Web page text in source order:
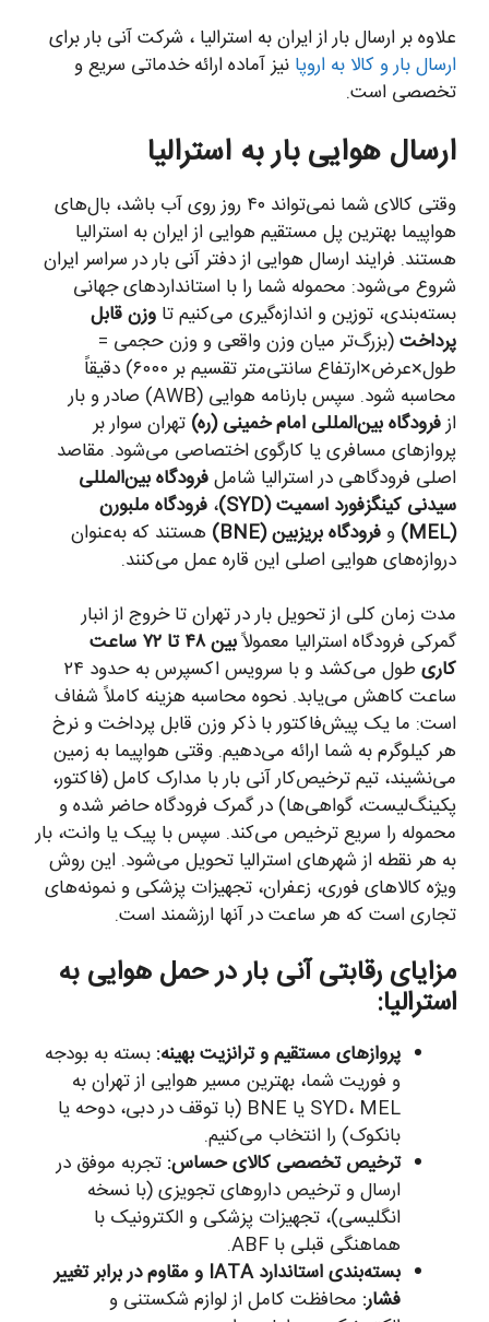
علاوه بر ارسال بار از ایران به استرالیا ، شرکت آنی بار برای
ارسال بار و کالا به اروپا نیز آماده ارائه خدماتی سریع و
تخصصی است.
ارسال هوایی بار به استرالیا
وقتی کالای شما نمی‌تواند ۴۰ روز روی آب باشد، بال‌های
هواپیما بهترین پل مستقیم هوایی از ایران به استرالیا
هستند. فرایند ارسال هوایی از دفتر آنی بار در سراسر ایران
شروع می‌شود: محموله شما را با استانداردهای جهانی
بسته‌بندی، توزین و اندازه‌گیری می‌کنیم تا وزن قابل
پرداخت(بزرگ‌تر میان وزن واقعی و وزن حجمی =
طول×عرض×ارتفاع سانتی‌متر تقسیم بر ۶۰۰۰) دقیقاً
محاسبه شود. سپس بارنامه هوایی (AWB) صادر و بار
ازفرودگاه بین‌المللی امام خمینی (ره) تهران سوار بر
پروازهای مسافری یا کارگوی اختصاصی می‌شود. مقاصد
اصلی فرودگاهی در استرالیا شاملفرودگاه بین‌المللی
سیدنی کینگزفورد اسمیت (SYD)
، فرودگاه ملبورن
(MEL)
وفرودگاه بریزبین (BNE)
هستند که به‌عنوان
دروازه‌های هوایی اصلی این قاره عمل می‌کنند.
مدت زمان کلی از تحویل بار در تهران تا خروج از انبار
گمرکی فرودگاه استرالیا معمولاً
بین ۴۸ تا ۷۲ ساعت
کاری
طول می‌کشد و با سرویس اکسپرس به حدود ۲۴
ساعت کاهش می‌یابد. نحوه محاسبه هزینه کاملاً شفاف
است: ما یک پیش‌فاکتور با ذکر وزن قابل پرداخت و نرخ
هر کیلوگرم به شما ارائه می‌دهیم. وقتی هواپیما به زمین
می‌نشیند، تیم ترخیص‌کار آنی بار با مدارک کامل (فاکتور،
پکینگ‌لیست، گواهی‌ها) در گمرک فرودگاه حاضر شده و
محموله را سریع ترخیص می‌کند. سپس با پیک یا وانت، بار
به هر نقطه از شهرهای استرالیا تحویل می‌شود. این روش
ویژه کالاهای فوری، زعفران، تجهیزات پزشکی و نمونه‌های
تجاری است که هر ساعت در آنها ارزشمند است.
مزایای رقابتی آنی بار در حمل هوایی به
استرالیا:
پروازهای مستقیم و ترانزیت بهینه: بسته به بودجه
و فوریت شما، بهترین مسیر هوایی از تهران به
SYD، MEL یا BNE (با توقف در دبی، دوحه یا
بانکوک) را انتخاب می‌کنیم.
ترخیص تخصصی کالای حساس: تجربه موفق در
ارسال و ترخیص داروهای تجویزی (با نسخه
انگلیسی)، تجهیزات پزشکی و الکترونیک با
هماهنگی قبلی با ABF.
بسته‌بندی استاندارد IATA و مقاوم در برابر تغییر
فشار: محافظت کامل از لوازم شکستنی و